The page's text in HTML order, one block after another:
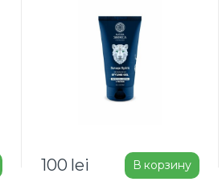
100 lei В корзину